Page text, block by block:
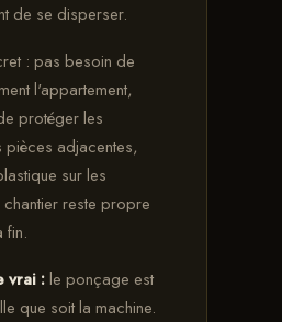
de se disperser.
: pas besoin de
l'appartement,
protéger les
pièces adjacentes,
sur les
reste propre
fin.
vrai :le ponçage est
que soit la machine.